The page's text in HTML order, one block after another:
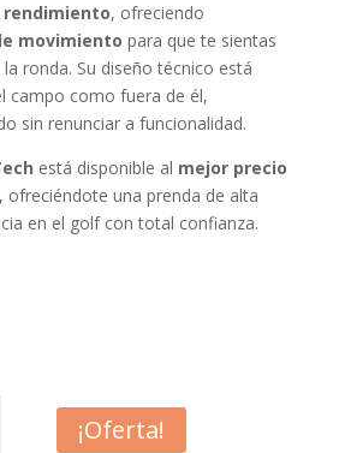
rendimiento, ofreciendo
movimiento para que te sientas
ronda. Su diseño técnico está
campo como fuera de él,
sin renunciar a funcionalidad.
está disponible al mejor precio
, ofreciéndote una prenda de alta
en el golf con total confianza.
¡Oferta!